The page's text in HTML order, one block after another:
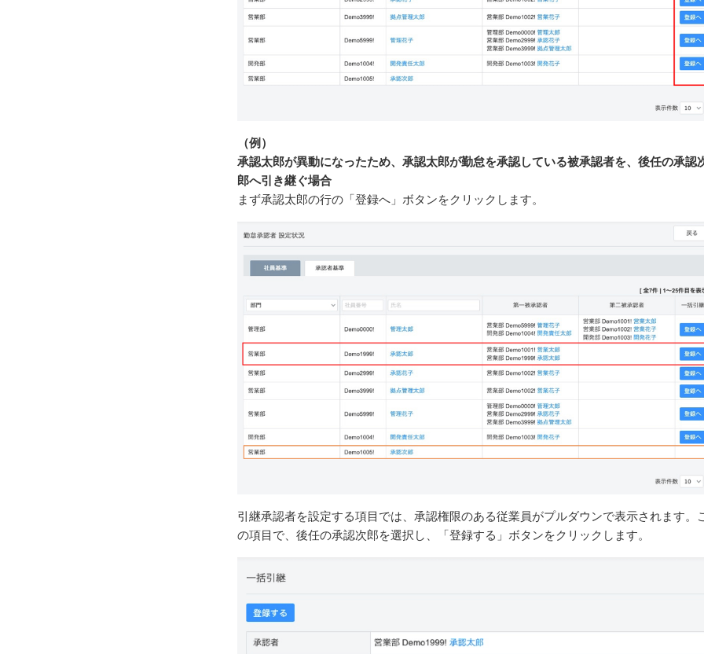
（例）
承認太郎が異動になったため、承認太郎が勤怠を承認している被承認者を、後任の承認
郎へ引き継ぐ場合
まず承認太郎の行の「登録へ」ボタンをクリックします。
引継承認者を設定する項目では、承認権限のある従業員がプルダウンで表示されます。
の項目で、後任の承認次郎を選択し、「登録する」ボタンをクリックします。